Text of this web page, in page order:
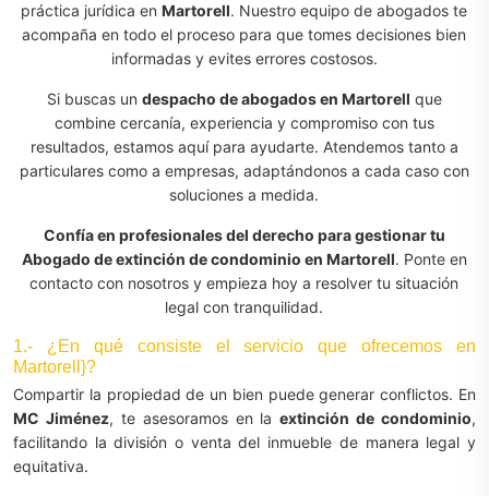
práctica jurídica enMartorell. Nuestro equipo de abogados te
acompaña en todo el proceso para que tomes decisiones bien
informadas y evites errores costosos.
Si buscas un despacho de abogados en Martorell que
combine cercanía, experiencia y compromiso con tus
resultados, estamos aquí para ayudarte. Atendemos tanto a
particulares como a empresas, adaptándonos a cada caso con
soluciones a medida.
Confía en profesionales del derecho para gestionar tu
Abogado de extinción de condominio en Martorell. Ponte en
contacto con nosotros y empieza hoy a resolver tu situación
legal con tranquilidad.
1.- ¿En qué consiste el servicio que ofrecemos en
Martorell}?
Compartir la propiedad de un bien puede generar conflictos. En
MC Jiménez, te asesoramos en laextinción de condominio,
facilitando la división o venta del inmueble de manera legal y
equitativa.